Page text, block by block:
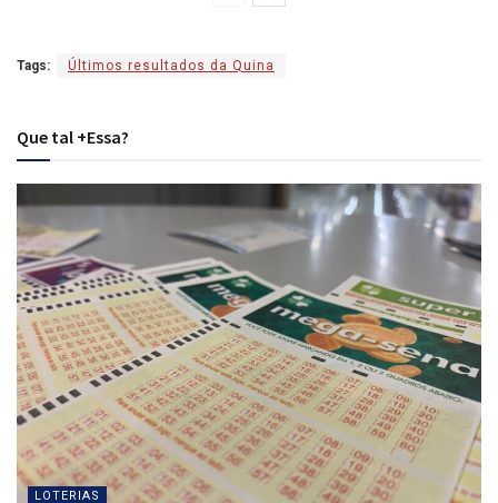
Tags: Últimos resultados da Quina
Que tal +Essa?
LOTERIAS